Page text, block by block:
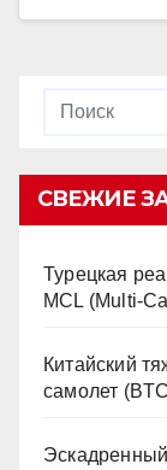
СВЕЖИЕ
Турецкая
MCL (Multi-
Китайский
самолет